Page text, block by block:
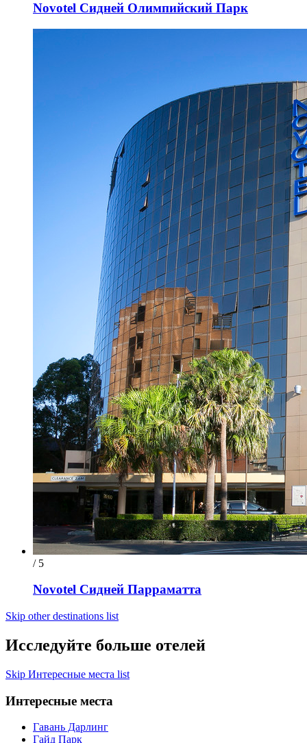
Novotel Сидней Олимпийский Парк
/ 5
Novotel Сидней Парраматта
Skip other destinations list
Исследуйте больше отелей
Skip Интересные места list
Интересные места
Гавань Дарлинг
Гайд Парк